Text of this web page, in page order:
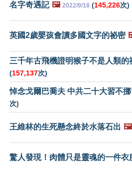
名字奇遇記 🖼️ 2022/9/18 (145,226次)
英國2歲嬰孩會讀多國文字的祕密
三千年古飛機證明猴子不是人類的
(157,137次)
悼念戈爾巴喬夫 中共二十大習不
次)
王維林的生死懸念終於水落石出 🖼️
驚人發現！肉體只是靈魂的一件衣